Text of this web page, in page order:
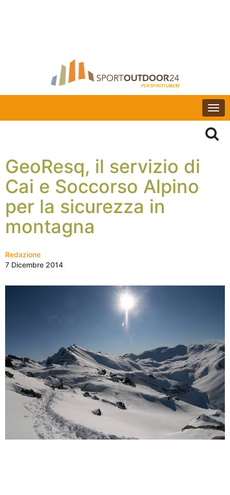
GeoResq, il servizio di
Cai e Soccorso Alpino
per la sicurezza in
montagna
Redazione
7 Dicembre 2014